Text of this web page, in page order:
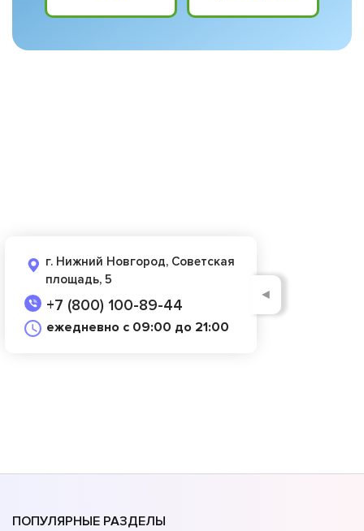
г. Нижний Новгород, Советская
площадь, 5
+7 (800) 100-89-44
ежедневно с 09:00 до 21:00
◄
ПОПУЛЯРНЫЕ РАЗДЕЛЫ